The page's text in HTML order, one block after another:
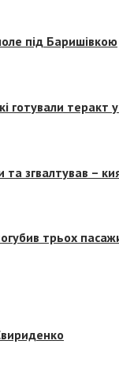
під Баришівкою
готували теракт
згвалтував –
трьох